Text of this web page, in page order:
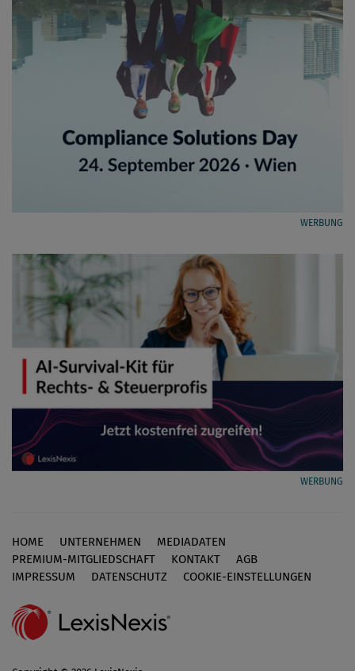
WERBUNG
WERBUNG
Footer
HOME UNTERNEHMEN
MEDIADATEN
PREMIUM-MITGLIEDSCHAFT
KONTAKT
AGB
IMPRESSUM
DATENSCHUTZ COOKIE-EINSTELLUNGEN